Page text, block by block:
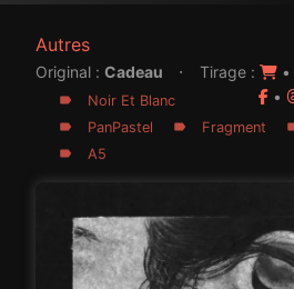
Autres
Original : Cadeau · Tirage : •
•
Noir Et Blanc
PanPastel
Fragment
A5